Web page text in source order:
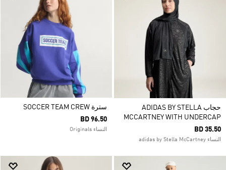
حجاب ADIDAS BY STELLA
MCCARTNEY WITH UNDERCAP
BD 35.50
النساء adidas by Stella McCartney
سترة SOCCER TEAM CREW
BD 96.50
النساء Originals